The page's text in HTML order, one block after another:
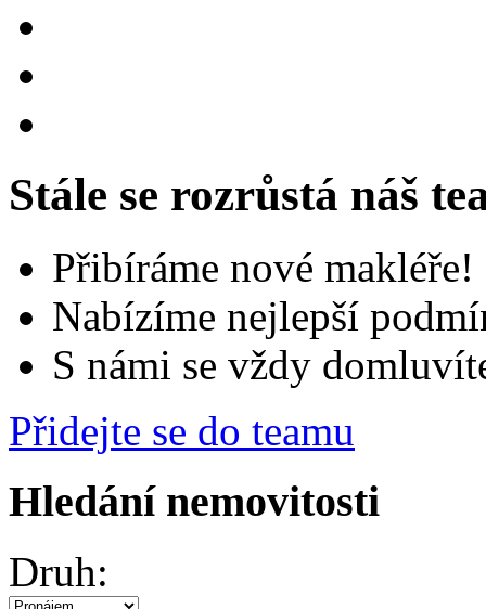
Stále se rozrůstá náš
Přibíráme nové makléře!
Nabízíme nejlepší
S námi se vždy
Přidejte se do teamu
Hledání nemovitosti
Druh: